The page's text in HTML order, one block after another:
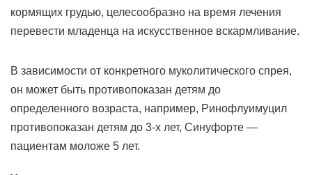
кормящих грудью, целесообразно на время лечения
перевести младенца на искусственное вскармливание.
В зависимости от конкретного муколитического спрея,
он может быть противопоказан детям до
определенного возраста, например, Ринофлуимуцил
противопоказан детям до 3-х лет, Синуфорте —
пациентам моложе 5 лет.